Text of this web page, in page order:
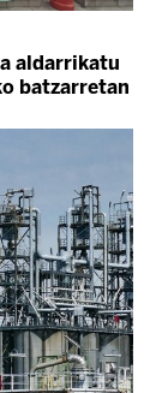
aldarrikatu
batzarretan